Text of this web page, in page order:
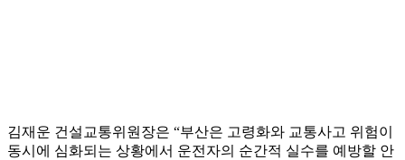
김재운 건설교통위원장은 “부산은 고령화와 교통사고 위험이
동시에 심화되는 상황에서 운전자의 순간적 실수를 예방할 안